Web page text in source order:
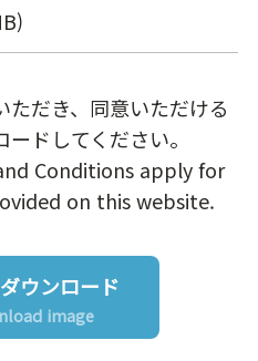
だき、同意いただける
ドしてください。
Conditions apply for
on this website.
ウンロード
image